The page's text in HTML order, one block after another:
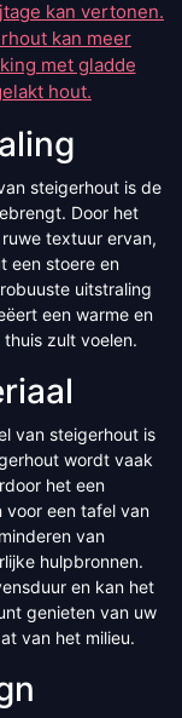
kan vertonen.
kan meer
met gladde
hout.
steigerhout is de
Door het
textuur ervan,
een stoere en
uitstraling
een warme en
zult voelen.
van steigerhout is
wordt vaak
het een
voor een tafel van
van
hulpbronnen.
en kan het
genieten van uw
van het milieu.